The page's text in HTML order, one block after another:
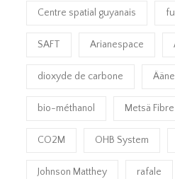
Centre spatial guyanais
SAFT Arianespace
dioxyde de carbone
bio-méthanol Metsä Fibre
CO2M OHB System
Johnson Matthey rafale